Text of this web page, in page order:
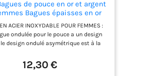
de pouce en or et argent
Bagues épaisses en or
asymétriques ondulées en
Bagues ajustables en acier
Bijoux, One Size, Acier
Pas de pierre
ACIER INOXYDABLE POUR FEMMES :
ondulée pour le pouce a un design
design ondulé asymétrique est à la
de luminosité, libérer le charme tout en
en valeur le goût unique du porteur
12,30 €